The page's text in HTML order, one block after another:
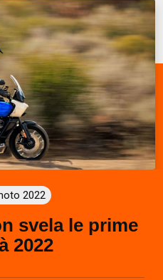
2022
svela le prime
2022